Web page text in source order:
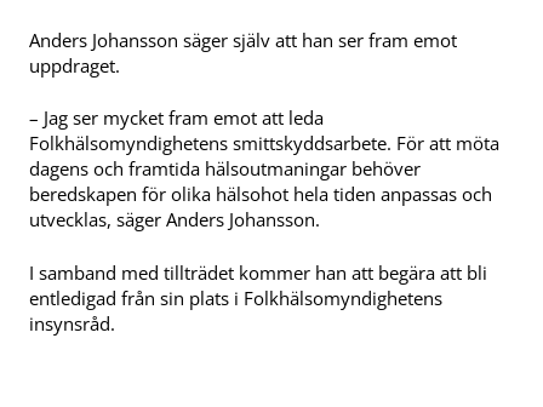
Anders Johansson säger själv att han ser fram emot
uppdraget.
– Jag ser mycket fram emot att leda
Folkhälsomyndighetens smittskyddsarbete. För att möta
dagens och framtida hälsoutmaningar behöver
beredskapen för olika hälsohot hela tiden anpassas och
utvecklas, säger Anders Johansson.
I samband med tillträdet kommer han att begära att bli
entledigad från sin plats i Folkhälsomyndighetens
insynsråd.